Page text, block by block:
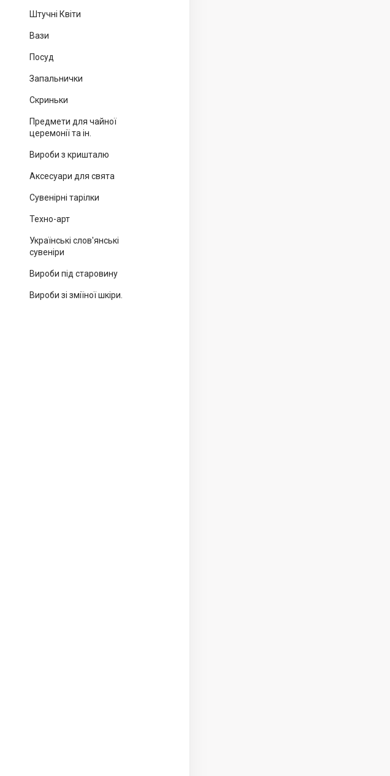
Штучні Квіти
Вази
Посуд
Запальнички
Скриньки
Предмети для чайної
церемонії та ін.
Вироби з кришталю
Аксесуари для свята
Сувенірні тарілки
Техно-арт
Українські слов'янські
сувеніри
Вироби під старовину
Вироби зі зміїної шкіри.